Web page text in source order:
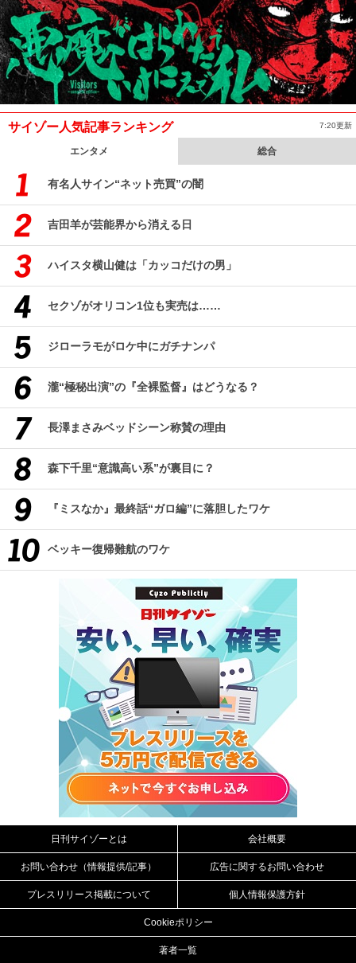
サイゾー人気記事ランキング 7:20更新
エンタメ 総合
有名人サイン“ネット売買”の闇
吉田羊が芸能界から消える日
ハイスタ横山健は「カッコだけの男」
セクゾがオリコン1位も実売は……
ジローラモがロケ中にガチナンパ
瀧“極秘出演”の『全裸監督』はどうなる？
長澤まさみベッドシーン称賛の理由
森下千里“意識高い系”が裏目に？
『ミスなか』最終話“ガロ編”に落胆したワケ
ベッキー復帰難航のワケ
日刊サイゾーとは 会社概要
お問い合わせ（情報提供/記事） 広告に関するお問い合わせ
プレスリリース掲載について 個人情報保護方針
Cookieポリシー
著者一覧